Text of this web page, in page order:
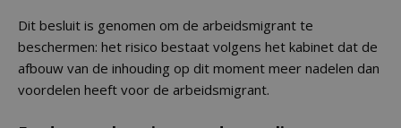
Dit besluit is genomen om de arbeidsmigrant te
beschermen: het risico bestaat volgens het kabinet dat de
afbouw van de inhouding op dit moment meer nadelen dan
voordelen heeft voor de arbeidsmigrant.